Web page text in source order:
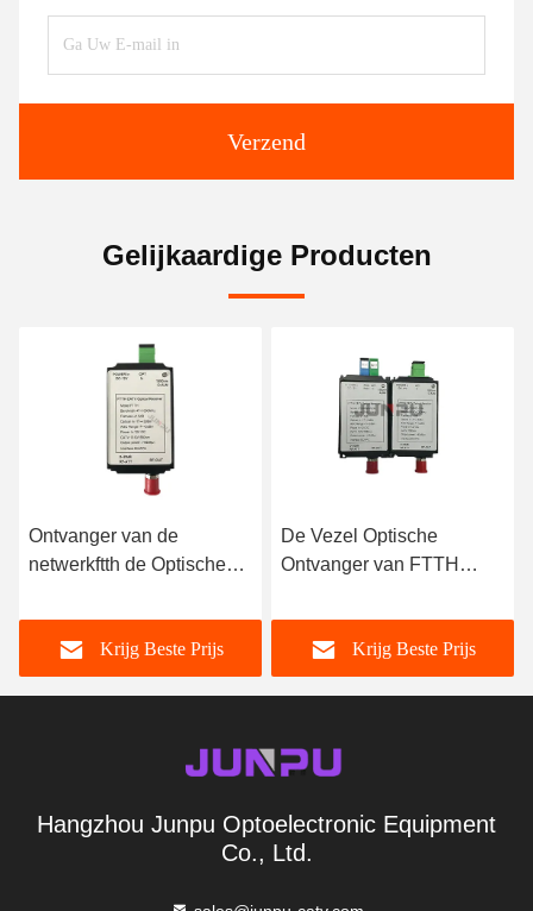
Verzend
Gelijkaardige Producten
Ontvanger van de
netwerkftth de Optische
1550nm 12V
Krijg Beste Prijs
De Vezel Optische
Ontvanger van FTTH
Optische Ontvanger voor
Drievoudig Spel
Krijg Beste Prijs
Hangzhou Junpu Optoelectronic Equipment
Co., Ltd.